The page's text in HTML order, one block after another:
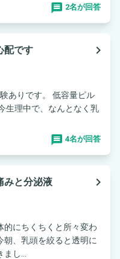
2名が回答
配です
navigate_next
ありです。 低容量ピル
4名が回答
と分泌液
navigate_next
的にちくちくと所々変わ
朝、乳頭を絞ると透明に
し...